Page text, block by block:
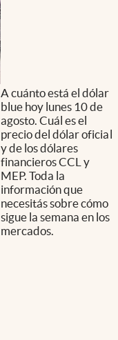
A cuánto está el dólar
blue hoy lunes 10 de
agosto. Cuál es el
precio del dólar oficial
y de los dólares
financieros CCL y
MEP. Toda la
información que
necesitás sobre cómo
sigue la semana en los
mercados.